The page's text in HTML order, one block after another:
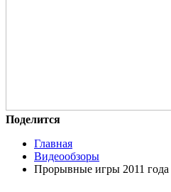
Поделится
Главная
Видеообзоры
Прорывные игры 2011 года